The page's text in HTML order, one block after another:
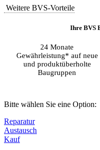
Weitere BVS-Vorteile
Ihre BVS
24 Monate
Gewährleistung* auf neue
und produktüberholte
Baugruppen
Bitte wählen Sie eine Option:
Reparatur
Austausch
Kauf